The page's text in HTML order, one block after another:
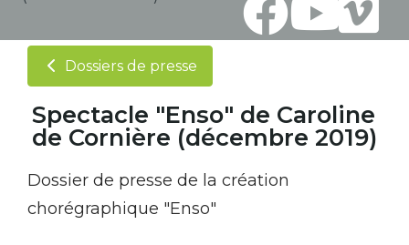
Dossiers de presse
Spectacle "Enso" de Caroline
de Cornière (décembre 2019)
Dossier de presse de la création
chorégraphique "Enso"